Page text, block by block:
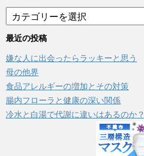
テ
ゴ
ー
最近の投稿
嫌な人に出会ったらラッキーと思う
母の他界
食品アレルギーの増加とその対策
腸内フローラと健康の深い関係
冷水と白湯で代謝に違いはあるのか？